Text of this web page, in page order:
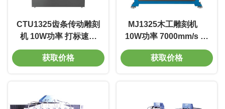
CTU1325齿条传动雕刻
机 10W功率 打标速度
7000mm/s 线宽0.01m
操作简单
获取价格
MJ1325木工雕刻机
10W功率 7000mm/s 重
复精度0.002mm 免维护
获取价格